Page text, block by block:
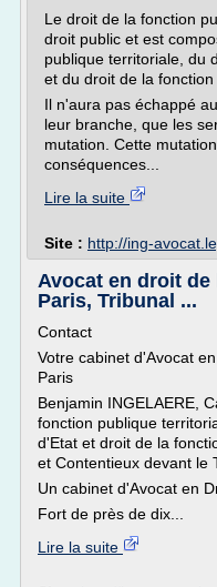
Le droit de la fonction
droit public et est
publique territoriale, du
et du droit de la
Il n'aura pas échappé
leur branche, que les
mutation. Cette
conséquences...
Lire la suite
Site : http://ing-
Avocat en droit
Paris, Tribunal ...
Contact
Votre cabinet d'Avocat
Paris
Benjamin INGELAERE,
fonction publique
d'Etat et droit de la
et Contentieux devant le
Un cabinet d'Avocat en
Fort de près de dix...
Lire la suite